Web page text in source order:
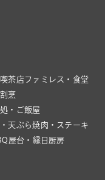
茶店ファミレス・食堂
烹
・ご飯屋
天ぷら焼肉・ステーキ
屋台・縁日 厨房